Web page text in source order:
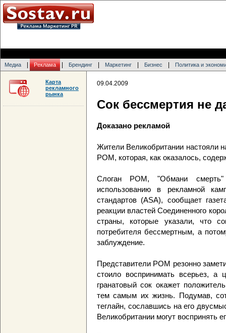
Медиа Реклама Брендинг Маркетинг Бизнес Политика и
09.04.2009
Сок бессмертия не
Доказано рекламой
Жители Великобритании настояли
РОМ, которая, как оказалось,
Слоган РОМ, "Обмани
использованию в рекламной
стандартов (ASA), сообщает
реакции властей Соединенного
страны, которые указали, что
потребителя бессмертным, а
заблуждение.
Представители РОМ резонно
стоило воспринимать всерьез,
гранатовый сок окажет
тем самым их жизнь. Подумав,
теглайн, сославшись на его
Великобритании могут воспринять
Карта
рекламного
рынка